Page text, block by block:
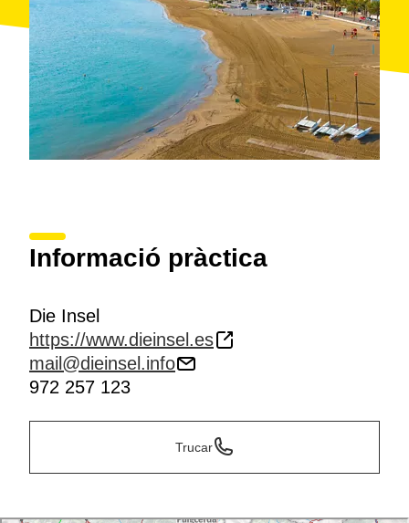
Informació pràctica
Die Insel
https://www.dieinsel.es
mail@dieinsel.info
972 257 123
Trucar